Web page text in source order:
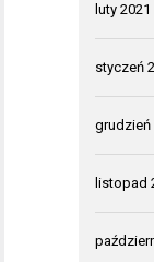
luty 2021
styczeń
grudzień
listopad